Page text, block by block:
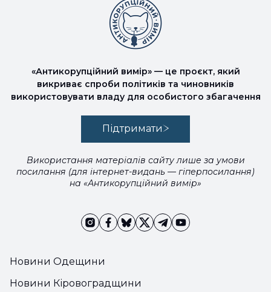
Новини Одещини
Новини Кіровоградщини
«Антикорупційний вимір» — це проєкт, який
викриває спроби політиків та чиновників
використовувати владу для особистого збагачення
Підтримати
Використання матеріалів сайту лише за умови
посилання (для інтернет-видань — гіперпосилання)
на «Антикорупційний вимір»